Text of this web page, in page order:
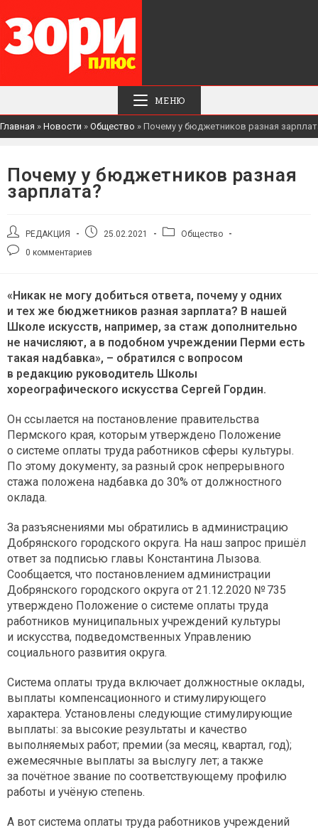
МЕНЮ
Главная » Новости » Общество » Почему у бюджетников разная
Почему у бюджетников разная
зарплата?
Автор
записи:
РЕДАКЦИЯ
Запись25.02.2021
РубрикаОбщество
Комментарии
0 комментариев
«Никак не могу добиться ответа, почему у одних
и тех же бюджетников разная зарплата? В нашей
Школе искусств, например, за стаж дополнительно
не начисляют, а в подобном учреждении Перми есть
такая надбавка», – обратился с вопросом
в редакцию руководитель Школы
хореографического искусства Сергей Гордин.
Он ссылается на постановление правительства
Пермского края, которым утверждено Положение
о системе оплаты труда работников сферы культуры.
По этому документу, за разный срок непрерывного
стажа положена надбавка до 30% от должностного
оклада.
За разъяснениями мы обратились в администрацию
Добрянского городского округа. На наш запрос пришёл
ответ за подписью главы Константина Лызова.
Сообщается, что постановлением администрации
Добрянского городского округа от 21.12.2020 № 735
утверждено Положение о системе оплаты труда
работников муниципальных учреждений культуры
и искусства, подведомственных Управлению
социального развития округа.
Система оплаты труда включает должностные оклады,
выплаты компенсационного и стимулирующего
характера. Установлены следующие стимулирующие
выплаты: за высокие результаты и качество
выполняемых работ; премии (за месяц, квартал, год);
ежемесячные выплаты за выслугу лет; а также
за почётное звание по соответствующему профилю
работы и учёную степень.
А вот система оплаты труда работников учреждений